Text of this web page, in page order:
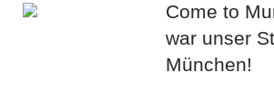
Come to
war unser
München!